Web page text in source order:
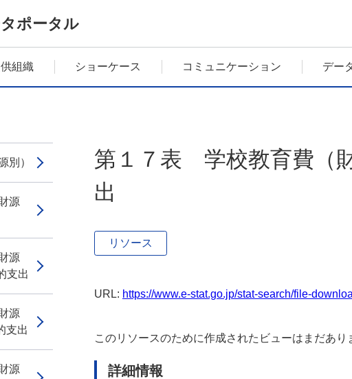
ポータル
組織 ショーケース コミュニケーション デー
別）
源
源
支出
源
支出
源
第１７表 学校教育費（
出
リソース
URL: https://www.e-stat.go.jp/stat-search/file-
このリソースのために作成されたビューはまだあり
詳細情報